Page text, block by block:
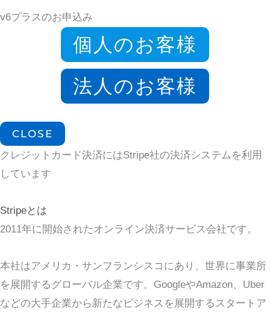
v6プラスのお申込み
個人のお客様
法人のお客様
CLOSE
クレジットカード決済にはStripe社の決済システムを利用
しています
Stripeとは
2011年に開始されたオンライン決済サービス会社です。
本社はアメリカ・サンフランシスコにあり、世界に事業所
を展開するグローバル企業です。GoogleやAmazon、Uber
などの大手企業から新たなビジネスを展開するスタートア